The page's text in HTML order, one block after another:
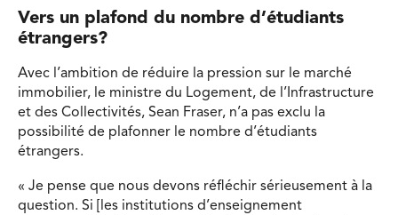
Vers un plafond du nombre d’étudiants
étrangers?
Avec l’ambition de réduire la pression sur le marché
immobilier, le ministre du Logement, de l’Infrastructure
et des Collectivités, Sean Fraser, n’a pas exclu la
possibilité de plafonner le nombre d’étudiants
étrangers.
« Je pense que nous devons réfléchir sérieusement à la
question. Si [les institutions d’enseignement